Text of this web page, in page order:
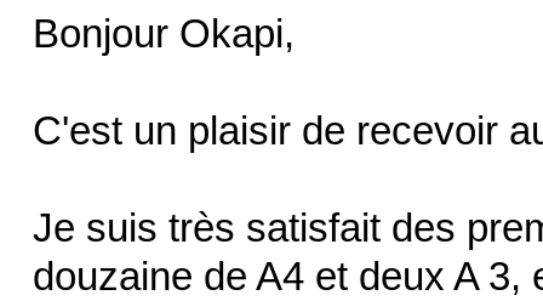
Bonjour Okapi,
C'est un plaisir de recevoir
Je suis très satisfait des
douzaine de A4 et deux A